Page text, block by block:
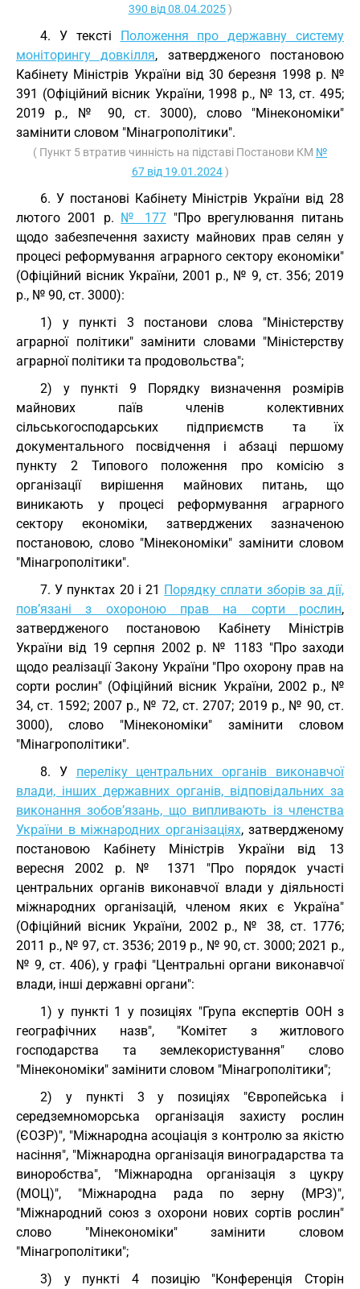
390 від 08.04.2025)
4. У тексті Положення про державну систему
моніторингу довкілля, затвердженого постановою
Кабінету Міністрів України від 30 березня 1998 р. №
391 (Офіційний вісник України, 1998 р., № 13, ст. 495;
2019 р., № 90, ст. 3000), слово "Мінекономіки"
замінити словом "Мінагрополітики".
( Пункт 5 втратив чинність на підставі Постанови КМ №
67 від 19.01.2024)
6. У постанові Кабінету Міністрів України від 28
лютого 2001 р. № 177"Про врегулювання питань
щодо забезпечення захисту майнових прав селян у
процесі реформування аграрного сектору економіки"
(Офіційний вісник України, 2001 р., № 9, ст. 356; 2019
р., № 90, ст. 3000):
1) у пункті 3 постанови слова "Міністерству
аграрної політики" замінити словами "Міністерству
аграрної політики та продовольства";
2) у пункті 9 Порядку визначення розмірів
майнових паїв членів колективних
сільськогосподарських підприємств та їх
документального посвідчення і абзаці першому
пункту 2 Типового положення про комісію з
організації вирішення майнових питань, що
виникають у процесі реформування аграрного
сектору економіки, затверджених зазначеною
постановою, слово "Мінекономіки" замінити словом
"Мінагрополітики".
7. У пунктах 20 і 21 Порядку сплати зборів за дії,
пов’язані з охороною прав на сорти рослин,
затвердженого постановою Кабінету Міністрів
України від 19 серпня 2002 р. № 1183 "Про заходи
щодо реалізації Закону України "Про охорону прав на
сорти рослин" (Офіційний вісник України, 2002 р., №
34, ст. 1592; 2007 р., № 72, ст. 2707; 2019 р., № 90, ст.
3000), слово "Мінекономіки" замінити словом
"Мінагрополітики".
8. У переліку центральних органів виконавчої
влади, інших державних органів, відповідальних за
виконання зобов’язань, що випливають із членства
України в міжнародних організаціях, затвердженому
постановою Кабінету Міністрів України від 13
вересня 2002 р. № 1371 "Про порядок участі
центральних органів виконавчої влади у діяльності
міжнародних організацій, членом яких є Україна"
(Офіційний вісник України, 2002 р., № 38, ст. 1776;
2011 р., № 97, ст. 3536; 2019 р., № 90, ст. 3000; 2021 р.,
№ 9, ст. 406), у графі "Центральні органи виконавчої
влади, інші державні органи":
1) у пункті 1 у позиціях "Група експертів ООН з
географічних назв", "Комітет з житлового
господарства та землекористування" слово
"Мінекономіки" замінити словом "Мінагрополітики";
2) у пункті 3 у позиціях "Європейська і
середземноморська організація захисту рослин
(ЄОЗР)", "Міжнародна асоціація з контролю за якістю
насіння", "Міжнародна організація виноградарства та
виноробства", "Міжнародна організація з цукру
(МОЦ)", "Міжнародна рада по зерну (МРЗ)",
"Міжнародний союз з охорони нових сортів рослин"
слово "Мінекономіки" замінити словом
"Мінагрополітики";
3) у пункті 4 позицію "Конференція Сторін